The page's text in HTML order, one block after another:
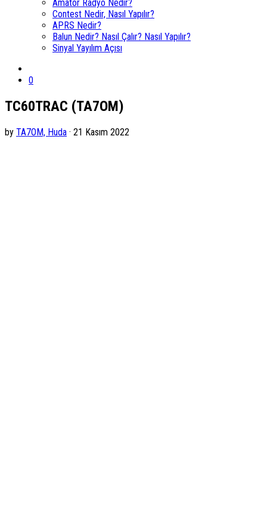
Amatör Radyo Nedir?
Contest Nedir, Nasıl Yapılır?
APRS Nedir?
Balun Nedir? Nasıl Çalır? Nasıl Yapılır?
Sinyal Yayılım Açısı
0
TC60TRAC (TA7OM)
by TA7OM, Huda · 21 Kasım 2022